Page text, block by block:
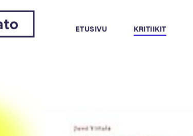
ETUSIVU KRITIIKIT